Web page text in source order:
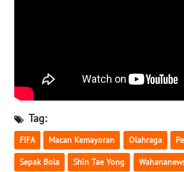
Tag:
FIFA Macan Kemayoran Olahraga
Sepak Bola Shin Tae Yong
WN
JAMBI
WN
SULTRA